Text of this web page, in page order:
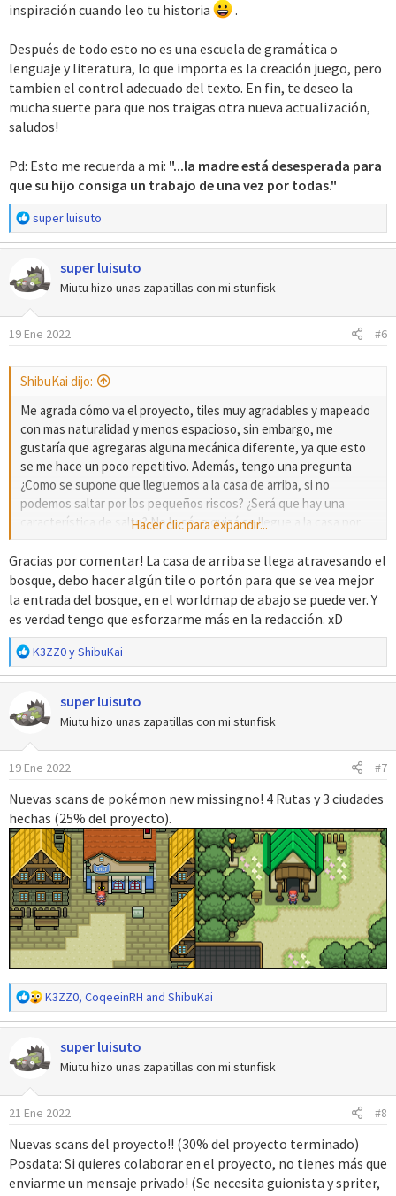
inspiración cuando leo tu historia
.
Después de todo esto no es una escuela de gramática o
lenguaje y literatura, lo que importa es la creación juego, pero
tambien el control adecuado del texto. En fin, te deseo la
mucha suerte para que nos traigas otra nueva actualización,
saludos!
Pd: Esto me recuerda a mi: "...la madre está desesperada para
que su hijo consiga un trabajo de una vez por todas."
R
e
a
c
c
o
n
:
super luisuto
super luisuto
Miutu hizo unas zapatillas con mi stunfisk
19 Ene 2022 #6
ShibuKai dijo:
Me agrada cómo va el proyecto, tiles muy agradables y mapeado
con mas naturalidad y menos espacioso, sin embargo, me
gustaría que agregaras alguna mecánica diferente, ya que esto
se me hace un poco repetitivo. Además, tengo una pregunta
¿Como se supone que lleguemos a la casa de arriba, si no
podemos saltar por los pequeños riscos? ¿Será que hay una
característica de salto? No lo sé, o quizá se llegue a la casa por
Y lo que quiso de decir Lurku fue la redacción, te toca aprender
un poco más al redactar, hay líneas innecesarias de las que
deberías eliminar, mientras que otras actualizar (eso rimó xD);
usa Word para encontrar sinónimos, y así usas palabras más
inspiración cuando leo tu historia
Después de todo esto no es una escuela de gramática o lenguaje
y literatura, lo que importa es la creación juego, pero tambien el
para que nos traigas otra nueva actualización, saludos!
Pd: Esto me recuerda a mi:"...la madre está desesperada para
que su hijo consiga un trabajo de una vez por todas."
Hacer clic para expandir...
Gracias por comentar! La casa de arriba se llega atravesando el
bosque, debo hacer algún tile o portón para que se vea mejor
la entrada del bosque, en el worldmap de abajo se puede ver. Y
es verdad tengo que esforzarme más en la redacción. xD
R
e
a
c
c
o
n
s
:
K3ZZ0yShibuKai
super luisuto
Miutu hizo unas zapatillas con mi stunfisk
19 Ene 2022 #7
Nuevas scans de pokémon new missingno! 4 Rutas y 3 ciudades
hechas (25% del proyecto).
R
e
a
c
o
n
s
:
K3ZZ0, CoqeeinRH and ShibuKai
super luisuto
Miutu hizo unas zapatillas con mi stunfisk
21 Ene 2022 #8
Nuevas scans del proyecto!! (30% del proyecto terminado)
Posdata: Si quieres colaborar en el proyecto, no tienes más que
enviarme un mensaje privado! (Se necesita guionista y spriter,